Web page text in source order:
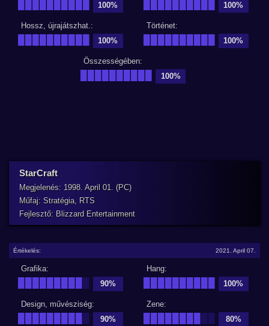
100% 100%
Hossz, újrajátszhat.:
100%
Történet:
100%
Összességében:
100%
StarCraft
Megjelenés: 1998. April 01. (PC)
Műfaj: Stratégia, RTS
Fejlesztő: Blizzard Entertainment
Értékelés: 2021. April 07.
Grafika:
90%
Hang:
100%
Design, művésziség:
90%
Zene:
80%